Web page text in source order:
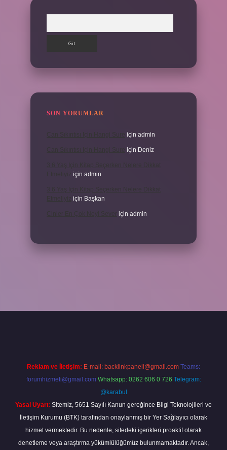
SON YORUMLAR
için admin
için Deniz
için admin
için Başkan
için admin
Reklam ve İletişim: E-mail: backlinkpaneli@gmail.com Teams:
forumhizmeti@gmail.com Whatsapp: 0262 606 0 726 Telegram:
@karabul
Yasal Uyarı: Sitemiz, 5651 Sayılı Kanun gereğince Bilgi Teknolojileri ve
İletişim Kurumu (BTK) tarafından onaylanmış bir Yer Sağlayıcı olarak
hizmet vermektedir. Bu nedenle, sitedeki içerikleri proaktif olarak
denetleme veya araştırma yükümlülüğümüz bulunmamaktadır. Ancak,